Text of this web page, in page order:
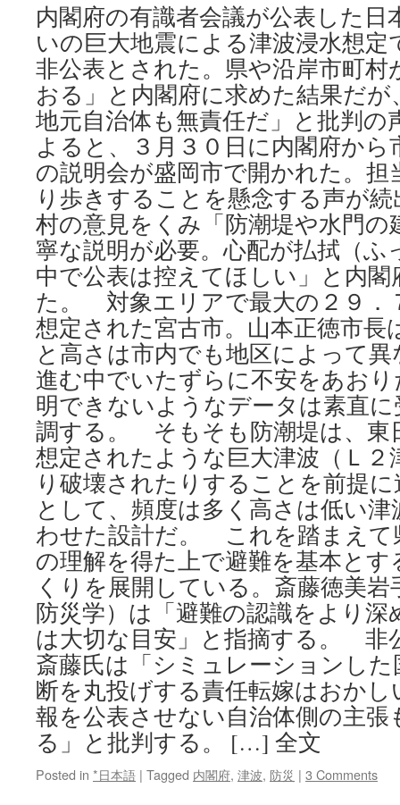
内閣府の有識者会議が公表した日
いの巨大地震による津波浸水想定
非公表とされた。県や沿岸市町村
おる」と内閣府に求めた結果だ
地元自治体も無責任だ」と批判
よると、３月３０日に内閣府か
の説明会が盛岡市で開かれた。
り歩きすることを懸念する声が
村の意見をくみ「防潮堤や水門の
寧な説明が必要。心配が払拭（
中で公表は控えてほしい」と内
た。 対象エリアで最大の２９．
想定された宮古市。山本正徳市長
と高さは市内でも地区によって
進む中でいたずらに不安をあお
明できないようなデータは素直
調する。 そもそも防潮堤は、東
想定されたような巨大津波（Ｌ２
り破壊されたりすることを前提
として、頻度は多く高さは低い
わせた設計だ。 これを踏まえて
の理解を得た上で避難を基本と
くりを展開している。斎藤徳美
防災学）は「避難の認識をより深
は大切な目安」と指摘する。 非
斎藤氏は「シミュレーションし
断を丸投げする責任転嫁はおか
報を公表させない自治体側の主
る」と批判する。 […] 全文
Posted in *日本語 | Tagged 内閣府, 津波, 防災 | 3 Comments